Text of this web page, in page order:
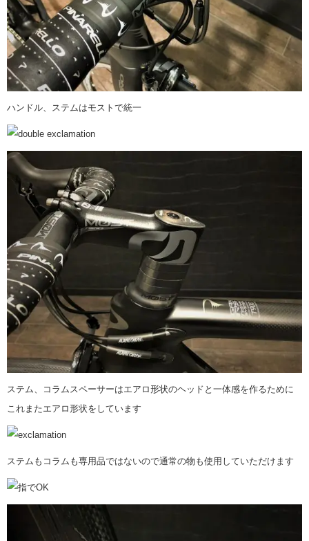
ハンドル、ステムはモストで統一
ステム、コラムスペーサーはエアロ形状のヘッドと一体感を作るために
これまたエアロ形状をしています
ステムもコラムも専用品ではないので通常の物も使用していただけます